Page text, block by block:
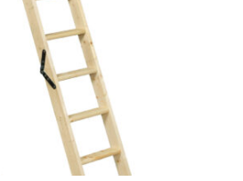
Produktseite
gewählt
werden